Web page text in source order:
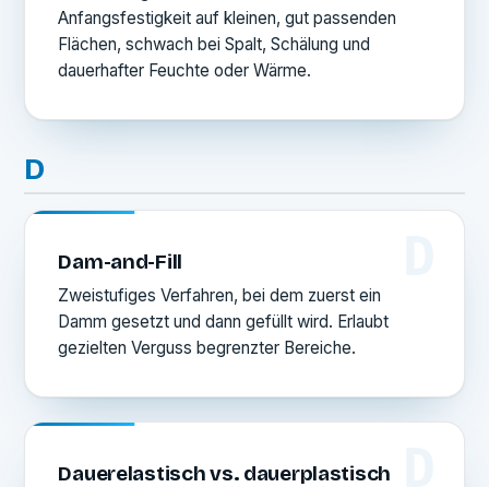
Anfangsfestigkeit auf kleinen, gut passenden
Flächen, schwach bei Spalt, Schälung und
dauerhafter Feuchte oder Wärme.
D
Dam-and-Fill
Zweistufiges Verfahren, bei dem zuerst ein
Damm gesetzt und dann gefüllt wird. Erlaubt
gezielten Verguss begrenzter Bereiche.
Dauerelastisch vs. dauerplastisch